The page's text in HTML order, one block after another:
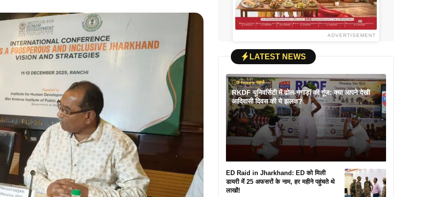
ADVERTISEMENT
LATEST NEWS
9 hours पहले
RKDF यूनिवर्सिटी में ढोल-नगाड़ों की गूंज: क्या आपने देखी
आदिवासी दिवस की ये झलक?
ED Raid in Jharkhand: ED को मिली
डायरी में 25 अफसरों के नाम, हर महीने पहुंचते थे
लाखों!